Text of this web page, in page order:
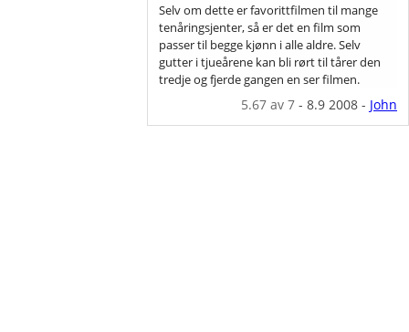
Selv om dette er favorittfilmen til mange
tenåringsjenter, så er det en film som
passer til begge kjønn i alle aldre. Selv
gutter i tjueårene kan bli rørt til tårer den
tredje og fjerde gangen en ser filmen.
5.67av 7- 8.9 2008- John